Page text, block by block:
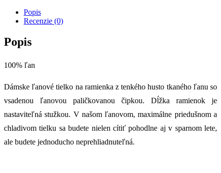
Popis
Recenzie (0)
Popis
100% ľan
Dámske ľanové tielko na ramienka z tenkého husto tkaného ľanu so
vsadenou ľanovou paličkovanou čipkou. Dĺžka ramienok je
nastaviteľná stužkou. V našom ľanovom, maximálne priedušnom a
chladivom tielku sa budete nielen cítiť pohodlne aj v sparnom lete,
ale budete jednoducho neprehliadnuteľná.